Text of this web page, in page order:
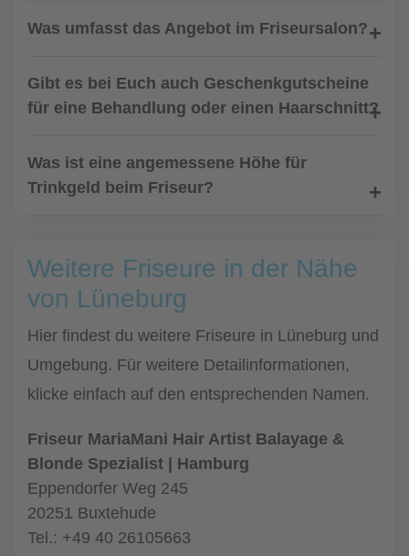
Was umfasst das Angebot im Friseursalon?
Gibt es bei Euch auch Geschenkgutscheine
für eine Behandlung oder einen Haarschnitt?
Was ist eine angemessene Höhe für
Trinkgeld beim Friseur?
Weitere Friseure in der Nähe
von Lüneburg
Hier findest du weitere Friseure in Lüneburg und
Umgebung. Für weitere Detailinformationen,
klicke einfach auf den entsprechenden Namen.
Friseur MariaMani Hair Artist Balayage &
Blonde Spezialist | Hamburg
Eppendorfer Weg 245
20251 Buxtehude
Tel.: +49 40 26105663